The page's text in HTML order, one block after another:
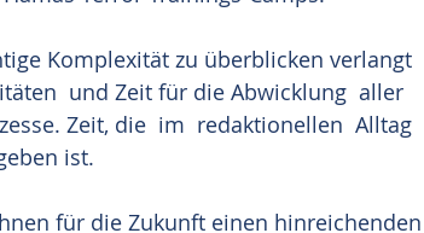
Komplexität zu überblicken verlangt
und Zeit für die Abwicklung  aller
Zeit, die  im  redaktionellen  Alltag
ist.
für die Zukunft einen hinreichenden